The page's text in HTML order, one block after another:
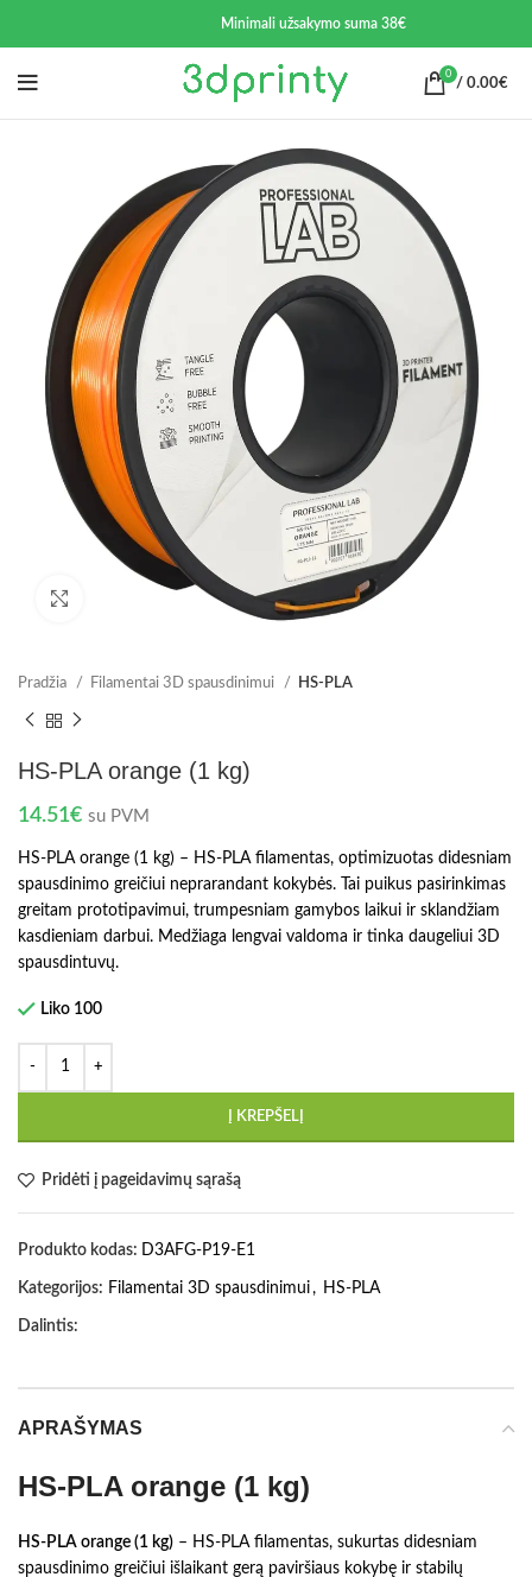
Minimali užsakymo suma 38€
0
/ 0.00€
Spustelėkite norėdami padidinti
Pradžia Filamentai 3D spausdinimui HS-PLA
HS-PLA orange (1 kg)
14.51€ su PVM
HS-PLA orange (1 kg) – HS-PLA filamentas, optimizuotas didesniam
spausdinimo greičiui neprarandant kokybės. Tai puikus pasirinkimas
greitam prototipavimui, trumpesniam gamybos laikui ir sklandžiam
kasdieniam darbui. Medžiaga lengvai valdoma ir tinka daugeliui 3D
spausdintuvų.
Liko 100
Į KREPŠELĮ
Pridėti į pageidavimų sąrašą
Produkto kodas: D3AFG-P19-E1
Kategorijos: Filamentai 3D spausdinimui, HS-PLA
Dalintis:
APRAŠYMAS
HS-PLA orange (1 kg)
HS-PLA orange (1 kg) – HS-PLA filamentas, sukurtas didesniam
spausdinimo greičiui išlaikant gerą paviršiaus kokybę ir stabilų